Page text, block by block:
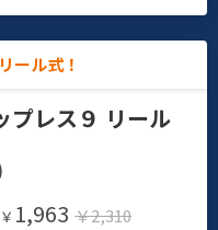
ール式！
プレス９ リール
￥ 1,963 ￥2,310